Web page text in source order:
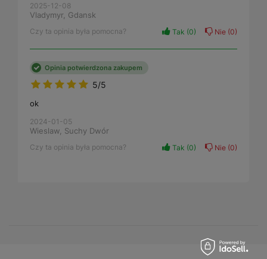
2025-12-08
Vladymyr, Gdansk
Czy ta opinia była pomocna? Tak 0 Nie 0
5/5
Opinia potwierdzona zakupem
ok
2024-01-05
Wieslaw, Suchy Dwór
Czy ta opinia była pomocna? Tak 0 Nie 0